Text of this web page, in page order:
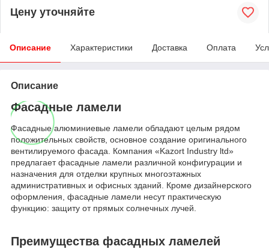
Цену уточняйте
Описание Характеристики Доставка Оплата
Описание
Фасадные ламели
Фасадные алюминиевые ламели обладают целым рядом
положительных свойств, основное создание оригинального
вентилируемого фасада. Компания «Kazort Industry ltd»
предлагает фасадные ламели различной конфигурации и
назначения для отделки крупных многоэтажных
административных и офисных зданий. Кроме дизайнерского
оформления, фасадные ламели несут практическую
функцию: защиту от прямых солнечных лучей.
Преимущества фасадных ламелей